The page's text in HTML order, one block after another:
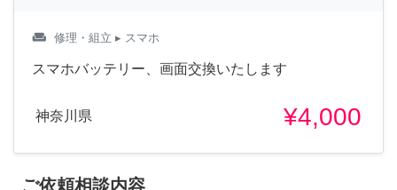
weekend 修理・組立 ▸ スマホ
スマホバッテリー、画面交換いたします
神奈川県 ¥4,000
ご依頼相談内容